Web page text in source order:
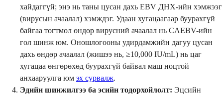
хайдаггүй; энэ нь таны цусан дахь EBV ДНХ-ийн хэмжээг
(вирусын ачаалал) хэмждэг. Удаан хугацаагаар буурахгүй
байгаа тогтмол өндөр вирусний ачаалал нь CAEBV-ийн
гол шинж юм. Оношлогооны удирдамжийн дагуу цусан
дахь өндөр ачаалал (жишээ нь, ≥10,000 IU/mL) нь цаг
хугацаа өнгөрөхөд буурахгүй байвал маш ноцтой
анхааруулга юм эх сурвалж.
Эдийн шинжилгээ ба эсийн тодорхойлолт: Эцсийн